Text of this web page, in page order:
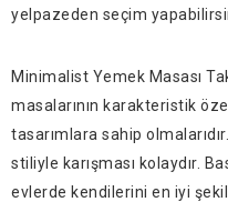
yelpazeden seçim
Minimalist Yemek Masası
masalarının karakteristik
tasarımlara sahip
stiliyle karışması kolaydır.
evlerde kendilerini en iyi